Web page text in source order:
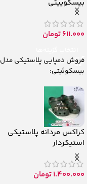
بیسکوییتی
611.000تومان
فروش دمپایی پلاستیکی مدل
بیسکوئیتی:
کراکس مردانه پلاستیکی
استیکردار
1.400.000تومان